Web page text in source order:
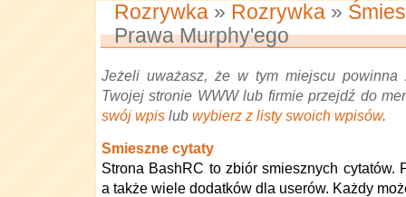
Rozrywka » Rozrywka »
Prawa Murphy'ego
Jeżeli uważasz, że w tym miejscu powinna
Twojej stronie WWW lub firmie przejdź do
swój wpis lub wybierz z listy swoich wpisów.
Smieszne cytaty
Strona BashRC to zbiór smiesznych cytatów.
a także wiele dodatków dla userów. Każdy